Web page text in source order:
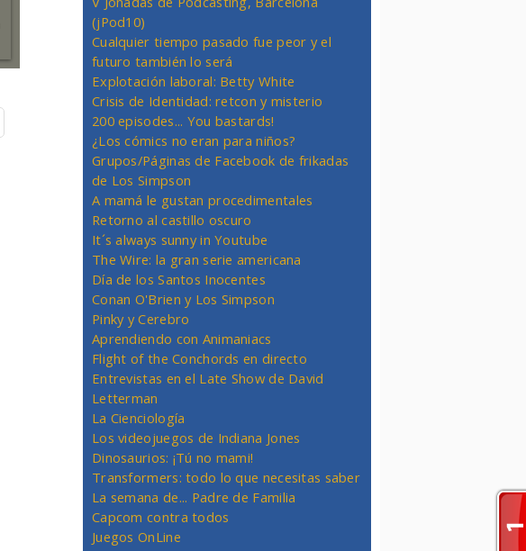
(jPod10)
Cualquier tiempo pasado fue peor y el
futuro también lo será
Explotación laboral: Betty White
Crisis de Identidad: retcon y misterio
200 episodes... You bastards!
¿Los cómics no eran para niños?
Grupos/Páginas de Facebook de frikadas
de Los Simpson
A mamá le gustan procedimentales
Retorno al castillo oscuro
It´s always sunny in Youtube
The Wire: la gran serie americana
Día de los Santos Inocentes
Conan O'Brien y Los Simpson
Pinky y Cerebro
Aprendiendo con Animaniacs
Flight of the Conchords en directo
Entrevistas en el Late Show de David
Letterman
La Cienciología
Los videojuegos de Indiana Jones
Dinosaurios: ¡Tú no mami!
Transformers: todo lo que necesitas saber
La semana de... Padre de Familia
Capcom contra todos
Juegos OnLine